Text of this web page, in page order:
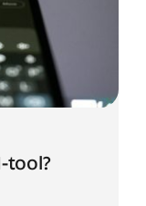
tool?